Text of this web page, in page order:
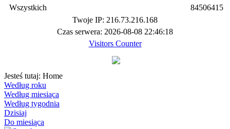
Wszystkich
84506415
Twoje IP: 216.73.216.168
Czas serwera: 2026-08-08 22:46:18
Visitors Counter
Jesteś tutaj: Home
Według roku
Według miesiąca
Według tygodnia
Dzisiaj
Do miesiąca